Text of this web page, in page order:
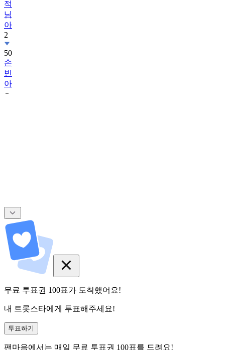
아
2
50
손
빈
아
무료 투표권 100표가 도착했어요!
내 트롯스타에게 투표해주세요!
투표하기
팬마음에서는 매일 무료 투표권 100표를 드려요!